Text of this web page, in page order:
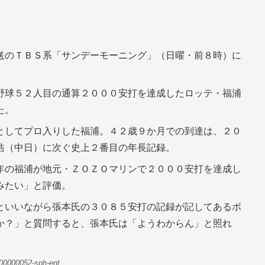
ＴＢＳ系「サンデーモーニング」（日曜・前８時）に
５２人目の通算２０００安打を達成したロッテ・福浦
てプロ入りした福浦。４２歳９か月での到達は、２０
中日）に次ぐ史上２番目の年長記録。
福浦が地元・ＺＯＺＯマリンで２０００安打を達成し
い」と評価。
いながら張本氏の３０８５安打の記録が記してあるボ
」と質問すると、張本氏は「ようわからん」と照れ
sph-ent